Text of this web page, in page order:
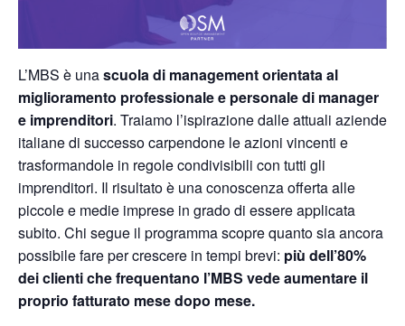
L’MBS è unascuola di management orientata al
miglioramento professionale e personale di manager
e imprenditori. Traiamo l’ispirazione dalle attuali aziende
italiane di successo carpendone le azioni vincenti e
trasformandole in regole condivisibili con tutti gli
imprenditori. Il risultato è una conoscenza offerta alle
piccole e medie imprese in grado di essere applicata
subito. Chi segue il programma scopre quanto sia ancora
possibile fare per crescere in tempi brevi: più dell’80%
dei clienti che frequentano l’MBS vede aumentare il
proprio fatturato mese dopo mese.